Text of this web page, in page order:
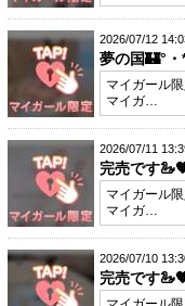
2026/07/12
夢の国🏰°
マイガール
マイガ…
2026/07/11
完売です
マイガール
マイガ…
2026/07/10
完売です